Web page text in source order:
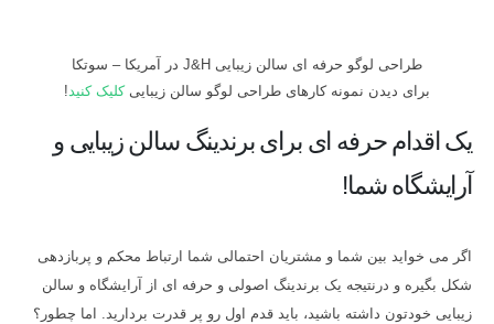
طراحی لوگو حرفه ای سالن زیبایی J&H در آمریکا – سوتکا
برای دیدن نمونه کارهای طراحی لوگو سالن زیباییکلیک کنید!
یک اقدام حرفه ای برای برندینگ سالن زیبایی و
آرایشگاه شما!
اگر می خواید بین شما و مشتریان احتمالی شما ارتباط محکم و پربازدهی
شکل بگیره و درنتیجه یک برندینگ اصولی و حرفه ای از آرایشگاه و سالن
زیبایی خودتون داشته باشید، باید قدم اول رو پر قدرت بردارید. اما چطور؟